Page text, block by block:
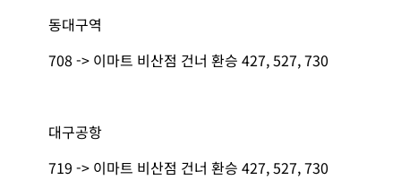
동대구역
708 -> 이마트 비산점 건너 환승 427, 527, 730
대구공항
719 -> 이마트 비산점 건너 환승 427, 527, 730